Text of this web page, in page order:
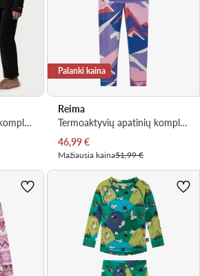
Termoaktyvių apatinių komplektas · Juoda
Palanki kaina
Reima
Termoaktyvių apatinių komplektas · Spalvota
Dabartinė kaina
46,99€
Mažiausia kaina51,99 €